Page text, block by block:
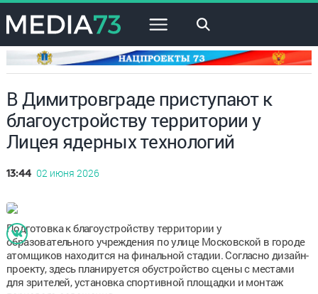
×
В Димитровграде приступают к
благоустройству территории у
Лицея ядерных технологий
13:44 02 июня 2026
Подготовка к благоустройству территории у
образовательного учреждения по улице Московской в городе
атомщиков находится на финальной стадии. Согласно дизайн-
проекту, здесь планируется обустройство сцены с местами
для зрителей, установка спортивной площадки и монтаж